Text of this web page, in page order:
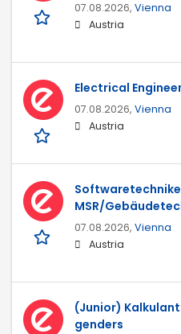
07.08.2026, Vienna
Austria
Electrical
07.08.2026, Vienna
Austria
MSR/
07.08.2026, Vienna
Austria
(Junior)
genders